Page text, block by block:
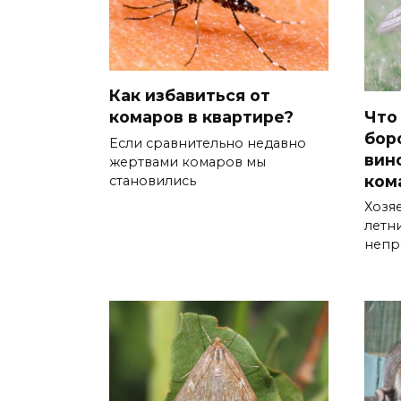
Как избавиться от
комаров в квартире?
Если сравнительно недавно
жертвами комаров мы
становились
Что